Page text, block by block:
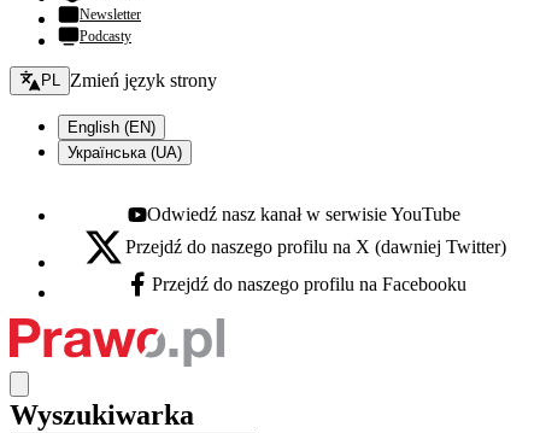
Newsletter
Podcasty
Zmień język - bieżący:
PL Zmień język strony
English (EN)
Українська (UA)
Youtube - otwiera się w nowej karcie
Odwiedź nasz kanał w serwisie YouTube
X - otwiera się w nowej karcie
Przejdź do naszego profilu na X (dawniej Twitter)
Facebook - otwiera się w nowej karcie
Przejdź do naszego profilu na Facebooku
Wyszukiwarka